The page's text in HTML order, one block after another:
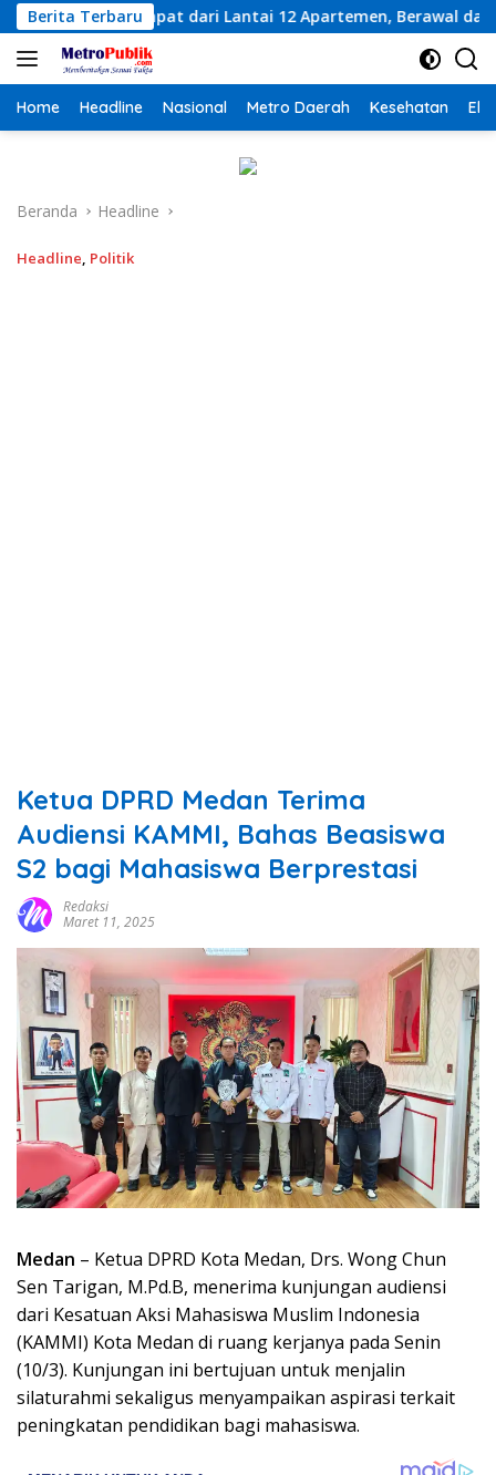
Langsung
ke
konten
Berita Terbaru
12 Apartemen, Berawal dari Pesan Wanita Lewat Aplikasi
Home Headline Nasional Metro Daerah Kesehatan
Beranda Headline
Headline, Politik
Ketua DPRD Medan Terima
Audiensi KAMMI, Bahas Beasiswa
S2 bagi Mahasiswa Berprestasi
Redaksi
Maret 11, 2025
Medan – Ketua DPRD Kota Medan, Drs. Wong Chun
Sen Tarigan, M.Pd.B, menerima kunjungan audiensi
dari Kesatuan Aksi Mahasiswa Muslim Indonesia
(KAMMI) Kota Medan di ruang kerjanya pada Senin
(10/3). Kunjungan ini bertujuan untuk menjalin
silaturahmi sekaligus menyampaikan aspirasi terkait
peningkatan pendidikan bagi mahasiswa.